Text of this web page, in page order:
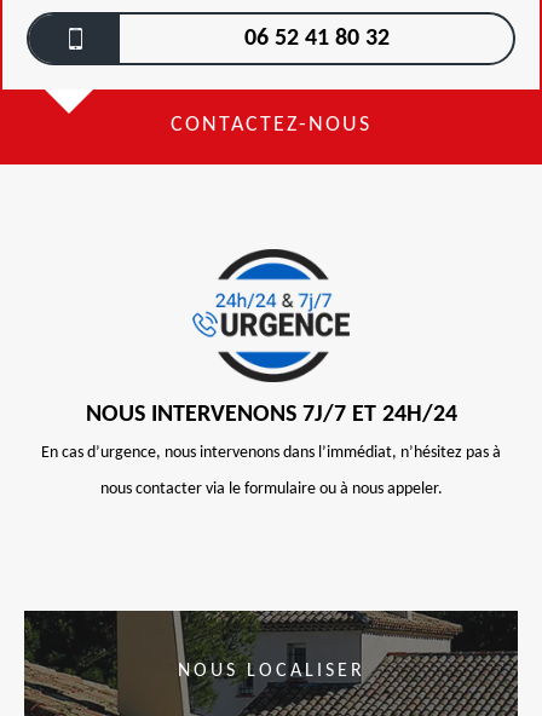
06 52 41 80 32
CONTACTEZ-NOUS
NOUS INTERVENONS 7J/7 ET 24H/24
En cas d’urgence, nous intervenons dans l’immédiat, n’hésitez pas à
nous contacter via le formulaire ou à nous appeler.
NOUS LOCALISER